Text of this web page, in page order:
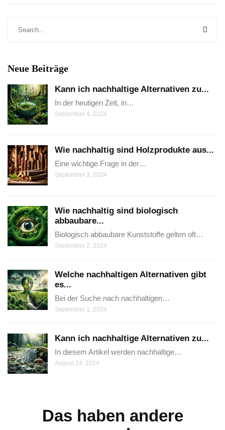
Neue Beiträge
Kann ich nachhaltige Alternativen zu...
In der heutigen Zeit, in…
September 4, 2024
Wie nachhaltig sind Holzprodukte aus...
Eine wichtige Frage in der…
September 3, 2024
Wie nachhaltig sind biologisch
abbaubare...
Biologisch abbaubare Kunststoffe gelten oft…
September 2, 2024
Welche nachhaltigen Alternativen gibt
es...
Bei der Suche nach nachhaltigen…
September 1, 2024
Kann ich nachhaltige Alternativen zu...
In diesem Artikel werden nachhaltige…
August 24, 2024
Das haben andere